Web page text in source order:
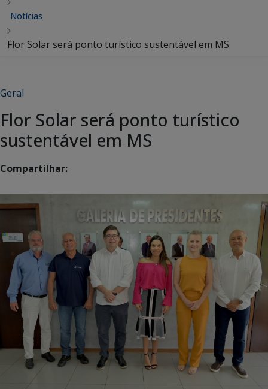
Notícias
Flor Solar será ponto turístico sustentável em MS
Geral
Flor Solar será ponto turístico
sustentável em MS
Compartilhar: